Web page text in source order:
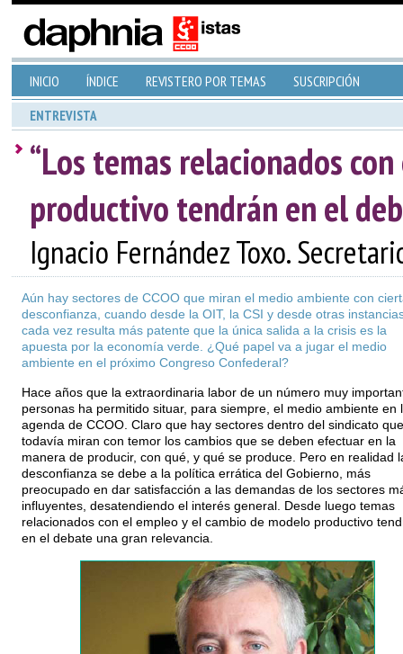
INICIO ÍNDICE REVISTERO POR TEMAS SUSCRIPCIÓN
ENTREVISTA
“Los temas relacionados
productivo tendrán en el
Ignacio Fernández Toxo.
Aún hay sectores de CCOO que miran el medio ambiente con
desconfianza, cuando desde la OIT, la CSI y desde otras
cada vez resulta más patente que la única salida a la crisis es la
apuesta por la economía verde. ¿Qué papel va a jugar el medio
ambiente en el próximo Congreso Confederal?
Hace años que la extraordinaria labor de un número muy
personas ha permitido situar, para siempre, el medio ambiente en
agenda de CCOO. Claro que hay sectores dentro del sindicato que
todavía miran con temor los cambios que se deben efectuar en la
manera de producir, con qué, y qué se produce. Pero en realidad
desconfianza se debe a la política errática del Gobierno, más
preocupado en dar satisfacción a las demandas de los sectores
influyentes, desatendiendo el interés general. Desde luego temas
relacionados con el empleo y el cambio de modelo productivo
en el debate una gran relevancia.